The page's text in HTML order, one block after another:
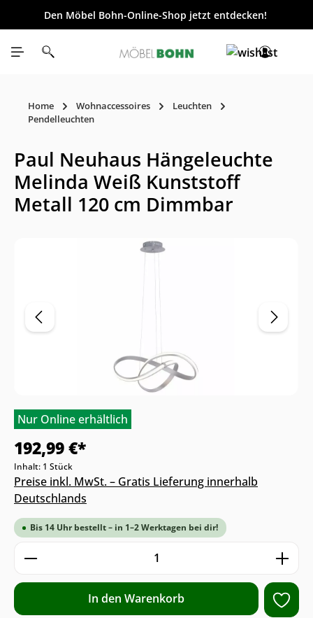
springen
Den Möbel Bohn-Online-Shop jetzt entdecken!
Home Wohnaccessoires
Leuchten
Pendelleuchten
Paul Neuhaus Hängeleuchte
Melinda Weiß Kunststoff
Metall 120 cm Dimmbar
Nur Online erhältlich
192,99 €*
Inhalt: 1 Stück
Preise inkl. MwSt. – Gratis Lieferung innerhalb
Deutschlands
Bis 14 Uhr bestellt – in 1–2 Werktagen bei dir!
Produkt Anzahl: Gib den
In den Warenkorb